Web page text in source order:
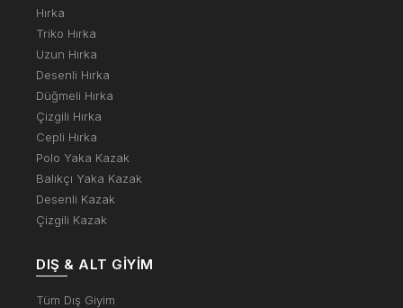
Hırka
Triko Hırka
Uzun Hırka
Desenli Hırka
Düğmeli Hırka
Çizgili Hırka
Cepli Hırka
Polo Yaka Kazak
Balıkçı Yaka Kazak
Desenli Kazak
Çizgili Kazak
DIŞ & ALT GIYIM
Tüm Dış Giyim